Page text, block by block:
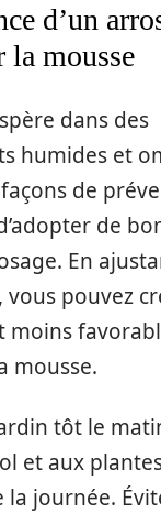
d’un
la mousse
dans des
humides et
de
de
En
pouvez
moins
mousse.
tôt le
et aux
journée.